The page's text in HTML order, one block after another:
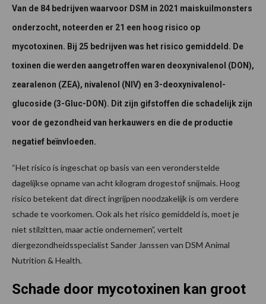
Van de 84 bedrijven waarvoor DSM in 2021 maiskuilmonsters
onderzocht, noteerden er 21 een hoog risico op
mycotoxinen. Bij 25 bedrijven was het risico gemiddeld. De
toxinen die werden aangetroffen waren deoxynivalenol (DON),
zearalenon (ZEA), nivalenol (NIV) en 3-deoxynivalenol-
glucoside (3-Gluc-DON). Dit zijn gifstoffen die schadelijk zijn
voor de gezondheid van herkauwers en die de productie
negatief beïnvloeden.
“Het risico is ingeschat op basis van een veronderstelde
dagelijkse opname van acht kilogram drogestof snijmais. Hoog
risico betekent dat direct ingrijpen noodzakelijk is om verdere
schade te voorkomen. Ook als het risico gemiddeld is, moet je
niet stilzitten, maar actie ondernemen”, vertelt
diergezondheidsspecialist Sander Janssen van DSM Animal
Nutrition & Health.
Schade door mycotoxinen kan groot